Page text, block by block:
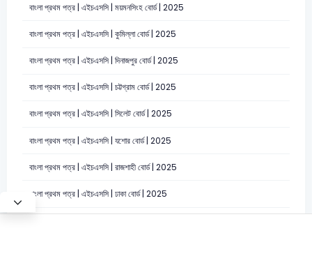
বাংলা প্রথম পত্র | এইচএসসি | ময়মনসিংহ বোর্ড | 2025
বাংলা প্রথম পত্র | এইচএসসি | কুমিল্লা বোর্ড | 2025
বাংলা প্রথম পত্র | এইচএসসি | দিনাজপুর বোর্ড | 2025
বাংলা প্রথম পত্র | এইচএসসি | চট্টগ্রাম বোর্ড | 2025
বাংলা প্রথম পত্র | এইচএসসি | সিলেট বোর্ড | 2025
বাংলা প্রথম পত্র | এইচএসসি | যশোর বোর্ড | 2025
বাংলা প্রথম পত্র | এইচএসসি | রাজশাহী বোর্ড | 2025
বাংলা প্রথম পত্র | এইচএসসি | ঢাকা বোর্ড | 2025